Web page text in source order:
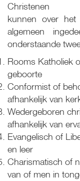
Christenen
kunnen over het
algemeen
onderstaande
Rooms Katholiek
geboorte
Conformist of
afhankelijk van
Wedergeboren
afhankelijk van
Evangelisch of
en leer
Charismatisch of
van of men in